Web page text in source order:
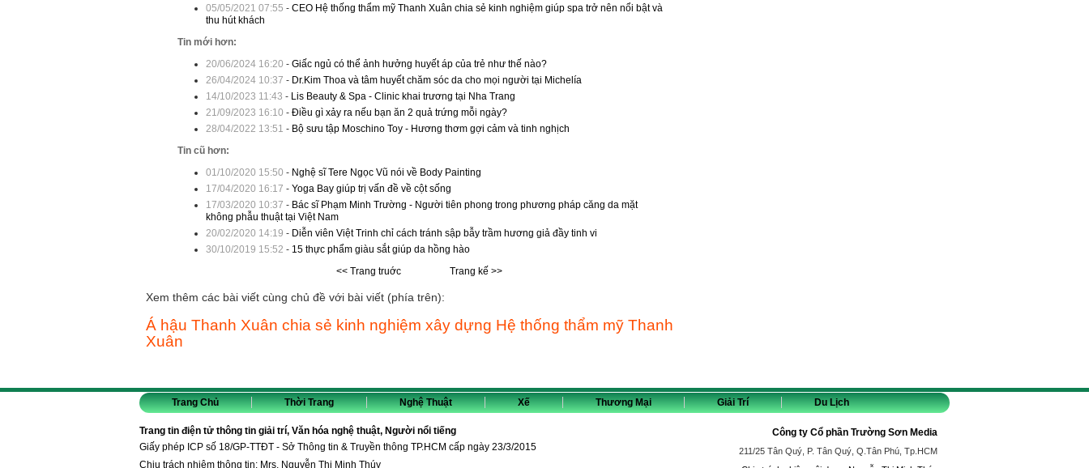
05/05/2021 07:55 - CEO Hệ thống thẩm mỹ Thanh Xuân chia sẻ kinh nghiệm giúp spa trở nên nổi bật và
thu hút khách
Tin mới hơn:
20/06/2024 16:20 - Giấc ngủ có thể ảnh hưởng huyết áp của trẻ như thế nào?
26/04/2024 10:37 - Dr.Kim Thoa và tâm huyết chăm sóc da cho mọi người tại Michelía
14/10/2023 11:43 - Lis Beauty & Spa - Clinic khai trương tại Nha Trang
21/09/2023 16:10 - Điều gì xảy ra nếu bạn ăn 2 quả trứng mỗi ngày?
28/04/2022 13:51 - Bộ sưu tập Moschino Toy - Hương thơm gợi cảm và tinh nghịch
Tin cũ hơn:
01/10/2020 15:50 - Nghệ sĩ Tere Ngọc Vũ nói về Body Painting
17/04/2020 16:17 - Yoga Bay giúp trị vấn đề về cột sống
17/03/2020 10:37 - Bác sĩ Phạm Minh Trường - Người tiên phong trong phương pháp căng da mặt
không phẫu thuật tại Việt Nam
20/02/2020 14:19 - Diễn viên Việt Trinh chỉ cách tránh sập bẫy trầm hương giả đầy tinh vi
30/10/2019 15:52 - 15 thực phẩm giàu sắt giúp da hồng hào
<< Trang truớc
Trang kế >>
Xem thêm các bài viết cùng chủ đề với bài viết (phía trên):
Á hậu Thanh Xuân chia sẻ kinh nghiệm xây dựng Hệ thống thẩm mỹ Thanh
Xuân
Trang Chủ Thời Trang Nghệ Thuật Xế Thương Mại Giải Trí Du Lịch
Trang tin điện tử thông tin giải trí, Văn hóa nghệ thuật, Người nổi tiếng
Giấy phép ICP số 18/GP-TTĐT - Sở Thông tin & Truyền thông TP.HCM cấp ngày 23/3/2015
Chịu trách nhiệm thông tin: Mrs. Nguyễn Thị Minh Thúy
Công ty Cổ phần Trường Sơn Media
211/25 Tân Quý, P. Tân Quý, Q.Tân Phú, Tp.HCM